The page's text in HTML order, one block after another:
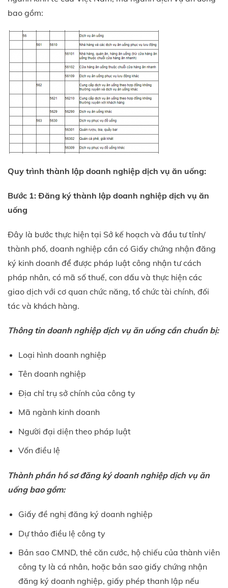
bao gồm:
Quy trình thành lập doanh nghiệp dịch vụ ăn uống:
Bước 1: Đăng ký thành lập doanh nghiệp dịch vụ ăn
uống
Đây là bước thực hiện tại Sở kế hoạch và đầu tư tỉnh/
thành phố, doanh nghiệp cần có Giấy chứng nhận đăng
ký kinh doanh để được pháp luật công nhận tư cách
pháp nhân, có mã số thuế, con dấu và thực hiện các
giao dịch với cơ quan chức năng, tổ chức tài chính, đối
tác và khách hàng.
Thông tin doanh nghiệp dịch vụ ăn uống cần chuẩn bị:
Loại hình doanh nghiệp
Tên doanh nghiệp
Địa chỉ trụ sở chính của công ty
Mã ngành kinh doanh
Người đại diện theo pháp luật
Vốn điều lệ
Thành phần hồ sơ đăng ký doanh nghiệp dịch vụ ăn
uống bao gồm:
Giấy đề nghị đăng ký doanh nghiệp
Dự thảo điều lệ công ty
Bản sao CMND, thẻ căn cước, hộ chiếu của thành viên
công ty là cá nhân, hoặc bản sao giấy chứng nhận
đăng ký doanh nghiệp, giấy phép thanh lập nếu